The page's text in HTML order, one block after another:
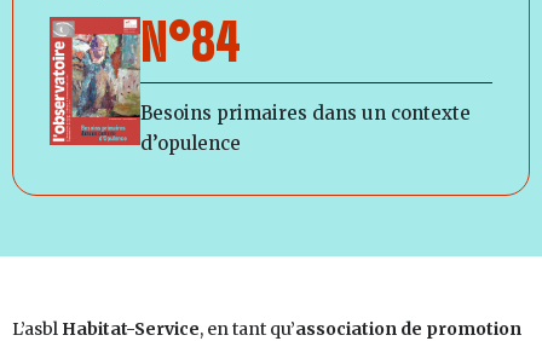
N°84
Besoins primaires dans un contexte
d’opulence
L’asbl Habitat-Service, en tant qu’association de promotion